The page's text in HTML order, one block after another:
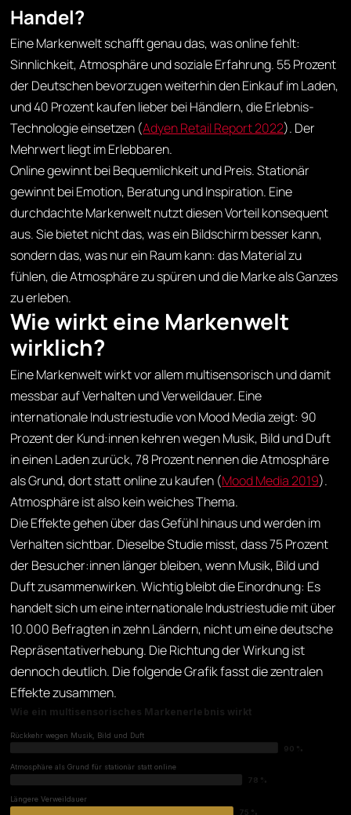
Handel?
Eine Markenwelt schafft genau das, was online fehlt:
Sinnlichkeit, Atmosphäre und soziale Erfahrung. 55 Prozent
der Deutschen bevorzugen weiterhin den Einkauf im Laden,
und 40 Prozent kaufen lieber bei Händlern, die Erlebnis-
Technologie einsetzen (Adyen Retail Report 2022). Der
Mehrwert liegt im Erlebbaren.
Online gewinnt bei Bequemlichkeit und Preis. Stationär
gewinnt bei Emotion, Beratung und Inspiration. Eine
durchdachte Markenwelt nutzt diesen Vorteil konsequent
aus. Sie bietet nicht das, was ein Bildschirm besser kann,
sondern das, was nur ein Raum kann: das Material zu
fühlen, die Atmosphäre zu spüren und die Marke als Ganzes
zu erleben.
Wie wirkt eine Markenwelt
wirklich?
Eine Markenwelt wirkt vor allem multisensorisch und damit
messbar auf Verhalten und Verweildauer. Eine
internationale Industriestudie von Mood Media zeigt: 90
Prozent der Kund:innen kehren wegen Musik, Bild und Duft
in einen Laden zurück, 78 Prozent nennen die Atmosphäre
als Grund, dort statt online zu kaufen (Mood Media 2019).
Atmosphäre ist also kein weiches Thema.
Die Effekte gehen über das Gefühl hinaus und werden im
Verhalten sichtbar. Dieselbe Studie misst, dass 75 Prozent
der Besucher:innen länger bleiben, wenn Musik, Bild und
Duft zusammenwirken. Wichtig bleibt die Einordnung: Es
handelt sich um eine internationale Industriestudie mit über
10.000 Befragten in zehn Ländern, nicht um eine deutsche
Repräsentativerhebung. Die Richtung der Wirkung ist
dennoch deutlich. Die folgende Grafik fasst die zentralen
Effekte zusammen.
Wie ein multisensorisches Markenerlebnis wirkt
Rückkehr wegen Musik, Bild und Duft
90 %
Atmosphäre als Grund für stationär statt online
78 %
Längere Verweildauer
75 %